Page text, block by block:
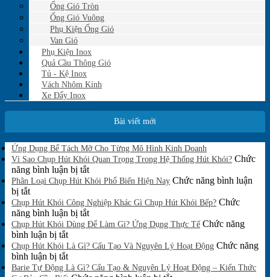
Ống Gió Tròn
Ống Gió Vuông
Phụ Kiện Ống Gió
Van Gió
Phụ Kiện Inox
Quả Cầu Thông Gió
Tủ - Kệ Inox
Vách Nhôm Kính
Xe Đẩy Inox
Bài viết mới
Ứng Dụng Bể Tách Mỡ Cho Từng Mô Hình Kinh Doanh
có
bình
luận
ở
Dụng
Tách
Cho
Từng
Hình
Vì Sao Chụp Hút Khói Quan Trọng Trong Hệ Thống Hút Khói? Chức
năng bình luận bị tắtở
Vì
Chụp
Hút
Khói
Trọng
Hệ
Phân Loại Chụp Hút Khói Phổ Biến Hiện Nay Chức năng bình luận
bị tắtở
Phân
Loại
Chụp
Hút
Khói
Phổ
Biến
Chụp Hút Khói Công Nghiệp Khác Gì Chụp Hút Khói Bếp? Chức
năng bình luận bị tắtở
Chụp
Khói
Nghiệp
Chụp Hút Khói Dùng Để Làm Gì? Ứng Dụng Thực Tế Chức năng
bình luận bị tắtở
Chụp
Hút
Khói
Chụp Hút Khói Là Gì? Cấu Tạo Và Nguyên Lý Hoạt Động Chức năng
bình luận bị tắtở
Chụp
Barie Tự Động Là Gì? Cấu Tạo & Nguyên Lý Hoạt Động – Kiến Thức